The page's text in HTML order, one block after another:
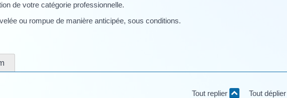
de votre catégorie professionnelle.
ou rompue de manière anticipée, sous conditions.
Tout replier Tout